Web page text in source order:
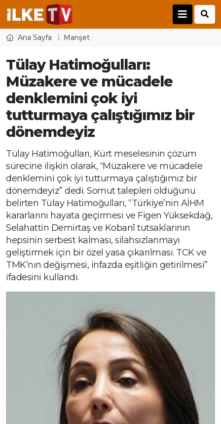
Ana Sayfa Manşet
Tülay Hatimoğulları:
Müzakere ve mücadele
denklemini çok iyi
tutturmaya çalıştığımız bir
dönemdeyiz
Tülay Hatimoğulları, Kürt meselesinin çözüm
sürecine ilişkin olarak, “Müzakere ve mücadele
denklemini çok iyi tutturmaya çalıştığımız bir
dönemdeyiz” dedi. Somut talepleri olduğunu
belirten Tülay Hatimoğulları, “Türkiye’nin AİHM
kararlarını hayata geçirmesi ve Figen Yüksekdağ,
Selahattin Demirtaş ve Kobanî tutsaklarının
hepsinin serbest kalması, silahsızlanmayı
geliştirmek için bir özel yasa çıkarılması. TCK ve
TMK’nın değişmesi, infazda eşitliğin getirilmesi”
ifadesini kullandı.